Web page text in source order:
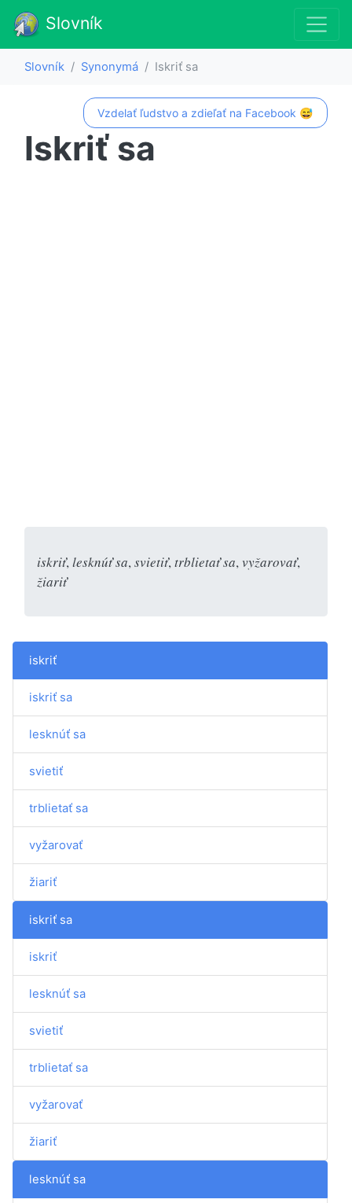
Slovník
Slovník Synonymá Iskriť sa
Vzdelať ľudstvo a zdieľať na Facebook 😅
Iskriť sa
iskriť, lesknúť sa, svietiť, trblietať sa, vyžarovať,
žiariť
iskriť
iskriť sa
lesknúť sa
svietiť
trblietať sa
vyžarovať
žiariť
iskriť sa
iskriť
lesknúť sa
svietiť
trblietať sa
vyžarovať
žiariť
lesknúť sa